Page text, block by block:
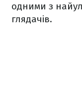
одними з
глядачів.